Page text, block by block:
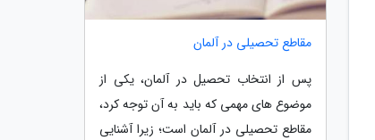
مقاطع تحصیلی در آلمان
پس از انتخاب تحصیل در آلمان، یکی از
موضوع های مهمی که باید به آن توجه کرد،
مقاطع تحصیلی در آلمان است؛ زیرا آشنایی